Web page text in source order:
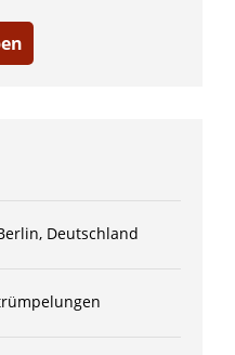
Deutschland